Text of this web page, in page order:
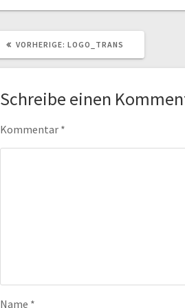
VORHERIGE: VORHERIGER
LOGO_TRANS
Schreibe einen
Kommentar *
Name *